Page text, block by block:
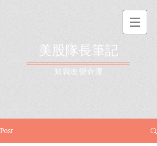
美股隊長筆記
​知識改變命運
Post